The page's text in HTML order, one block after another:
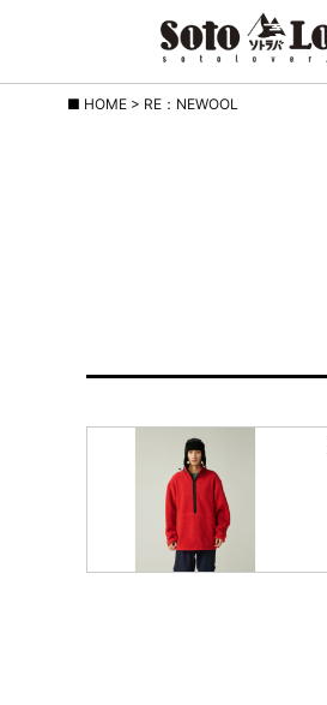
HOME > RE：NEWOOL